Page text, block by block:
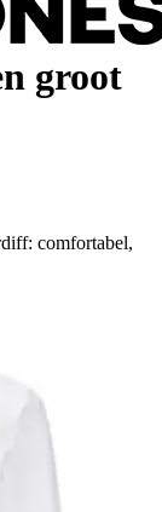
groot
comfortabel,